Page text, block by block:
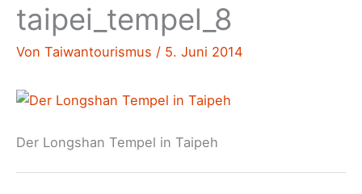
taipei_tempel_8
Von Taiwantourismus / 5. Juni 2014
Der Longshan Tempel in Taipeh